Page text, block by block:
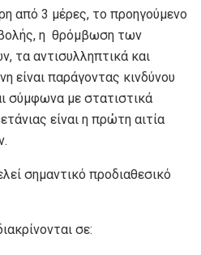
από 3 μέρες, το προηγούμενο
η θρόμβωση των
αντισυλληπτικά και
είναι παράγοντας κινδύνου
σύμφωνα με στατιστικά
είναι η πρώτη αιτία
σημαντικό προδιαθεσικό
σε: